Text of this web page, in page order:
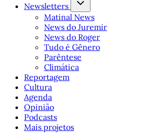
Newsletters
Matinal News
News do Juremir
News do Roger
Tudo é Gênero
Parêntese
Climática
Reportagem
Cultura
Agenda
Opinião
Podcasts
Mais projetos